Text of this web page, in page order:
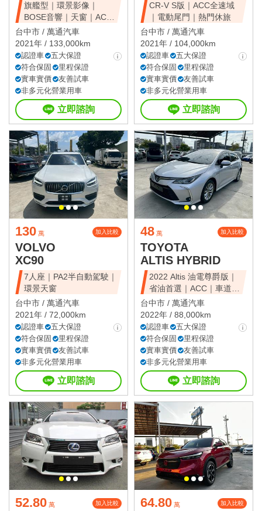
旗艦型｜環景影像｜
BOSE音響｜天窗｜ACC
全速域｜質感休旅
台中市 / 萬通汽車
2021年 / 133,000km
認證車
五大保證
符合保固
里程保證
實車實價
友善試車
非多元化營業用車
立即諮詢
CR-V S版｜ACC全速域
｜電動尾門｜熱門休旅
台中市 / 萬通汽車
2021年 / 104,000km
認證車
五大保證
符合保固
里程保證
實車實價
友善試車
非多元化營業用車
立即諮詢
130 萬 加入比較
VOLVO
XC90
7人座｜PA2半自動駕駛｜
環景天窗
台中市 / 萬通汽車
2021年 / 72,000km
認證車
五大保證
符合保固
里程保證
實車實價
友善試車
非多元化營業用車
立即諮詢
48 萬 加入比較
TOYOTA
ALTIS HYBRID
2022 Altis 油電尊爵版｜
省油首選｜ACC｜車道維
持
台中市 / 萬通汽車
2022年 / 88,000km
認證車
五大保證
符合保固
里程保證
實車實價
友善試車
非多元化營業用車
立即諮詢
52.80 萬 加入比較 64.80 萬 加入比較